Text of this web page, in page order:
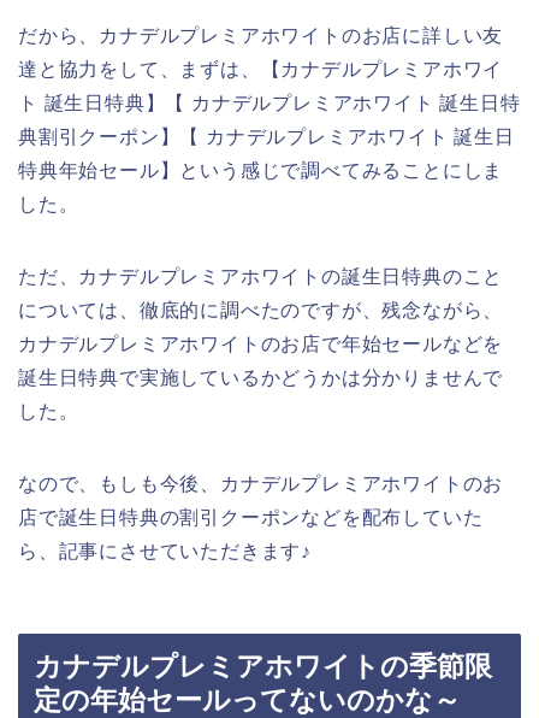
だから、カナデルプレミアホワイトのお店に詳しい友
達と協力をして、まずは、【カナデルプレミアホワイ
ト 誕生日特典】【 カナデルプレミアホワイト 誕生日特
典割引クーポン】【 カナデルプレミアホワイト 誕生日
特典年始セール】という感じで調べてみることにしま
した。
ただ、カナデルプレミアホワイトの誕生日特典のこと
については、徹底的に調べたのですが、残念ながら、
カナデルプレミアホワイトのお店で年始セールなどを
誕生日特典で実施しているかどうかは分かりませんで
した。
なので、もしも今後、カナデルプレミアホワイトのお
店で誕生日特典の割引クーポンなどを配布していた
ら、記事にさせていただきます♪
カナデルプレミアホワイトの季節限
定の年始セールってないのかな～